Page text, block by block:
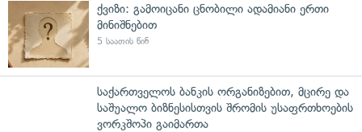
ქვიზი: გამოიცანი ცნობილი ადამიანი ერთი
მინიშნებით
5 საათის წინ
საქართველოს ბანკის ორგანიზებით, მცირე და
საშუალო ბიზნესისთვის შრომის უსაფრთხოების
ვორკშოპი გაიმართა